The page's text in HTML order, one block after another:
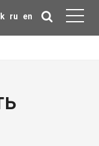
ru en